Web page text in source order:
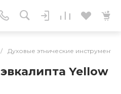
/ Духовые этнические инструменты
Yellow